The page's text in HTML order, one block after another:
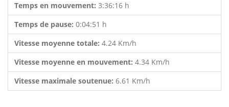
Temps en mouvement: 3:36:16 h
Temps de pause: 0:04:51 h
Vitesse moyenne totale: 4.24 Km/h
Vitesse moyenne en mouvement: 4.34 Km/h
Vitesse maximale soutenue: 6.61 Km/h